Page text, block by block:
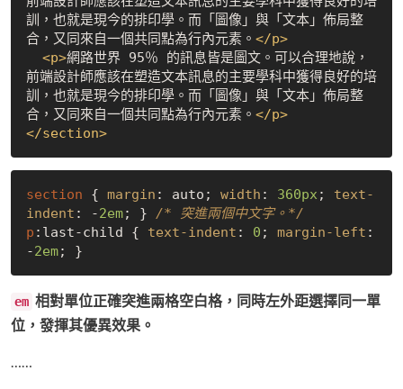
訓，也就是現今的排印學。而「圖像」與「文本」佈局整
合，又同來自一個共同點為行內元素。 </p>
<p>網路世界 95％ 的訊息皆是圖文。可以合理地說，
前端設計師應該在塑造文本訊息的主要學科中獲得良好的培
訓，也就是現今的排印學。而「圖像」與「文本」佈局整
合，又同來自一個共同點為行內元素。 </p>
</section>
section { margin : auto; width : 360px ; text-
indent : -2em; } /* 突進兩個中文字。*/
p :last-child { text-indent : 0 ; margin-left :
-2em
em 相對單位正確突進兩格空白格，同時左外距選擇同一單
位，發揮其優異效果。
……